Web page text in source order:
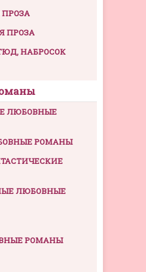
ПРОЗА
НАБРОСОК
ЛЮБОВНЫЕ
РОМАНЫ
ЛЮБОВНЫЕ
РОМАНЫ